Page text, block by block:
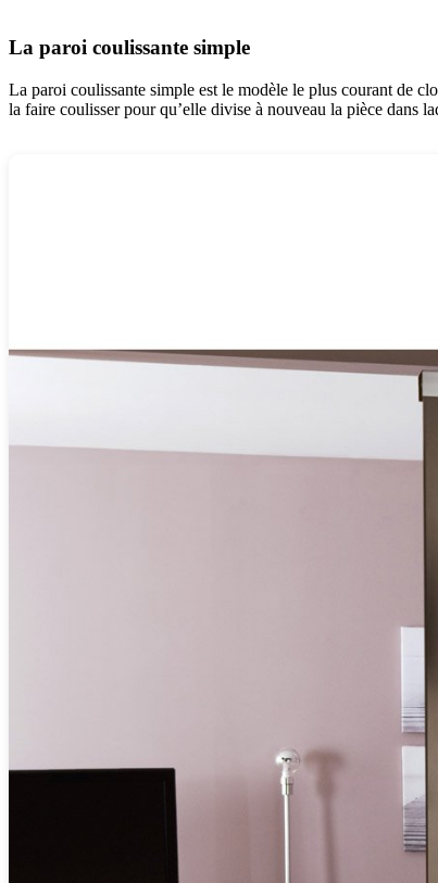
La paroi coulissante simple
La paroi coulissante simple est le modèle le plus courant de
la faire coulisser pour qu’elle divise à nouveau la pièce dans